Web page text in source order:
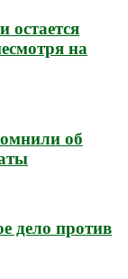
остается
на
об
дело против